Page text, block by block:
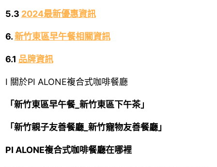
5.3 2024最新優惠資訊
6.新竹東區早午餐相關資訊
6.1 品牌資訊
Ⅰ 關於PI ALONE複合式咖啡餐廳
「新竹東區早午餐_新竹東區下午茶」
「新竹親子友善餐廳_新竹寵物友善餐廳」
PI ALONE複合式咖啡餐廳在哪裡